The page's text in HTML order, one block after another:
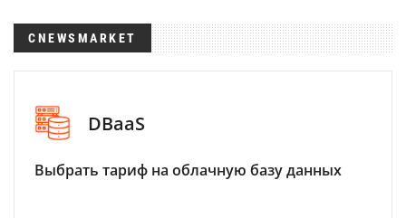
CNEWSMARKET
DBaaS
Выбрать тариф на облачную базу данных